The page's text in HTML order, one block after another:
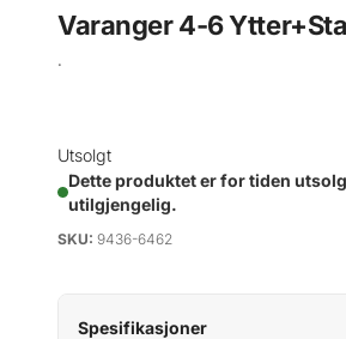
Varanger 4-6
.
Utsolgt
Dette produktet er for tiden
utilgjengelig.
SKU: 9436-6462
Spesifikasjoner